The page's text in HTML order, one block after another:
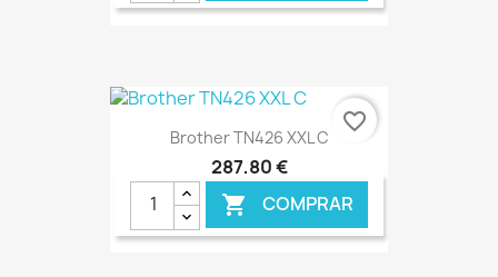
€ ONLINE
Brother TN426 XXL C
287,80 €
 COMPRAR
favorite_border